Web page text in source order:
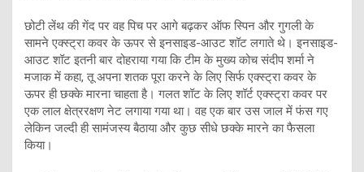
छोटी लेंथ की गेंद पर वह पिच पर आगे बढ़कर ऑफ स्पिन और गुगली के
सामने एक्स्ट्रा कवर के ऊपर से इनसाइड-आउट शॉट लगाते थे। इनसाइड-
आउट शॉट इतनी बार दोहराया गया कि टीम के मुख्य कोच संदीप शर्मा ने
मजाक में कहा, तू अपना शतक पूरा करने के लिए सिर्फ एक्स्ट्रा कवर के
ऊपर ही छक्के मारना चाहता है। गलत शॉट के लिए शॉर्ट एक्स्ट्रा कवर पर
एक लाल क्षेत्ररक्षण नेट लगाया गया था। वह एक बार उस जाल में फंस गए
लेकिन जल्दी ही सामंजस्य बैठाया और कुछ सीधे छक्के मारने का फैसला
किया।